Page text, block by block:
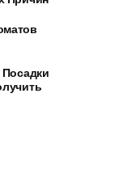
Посадки